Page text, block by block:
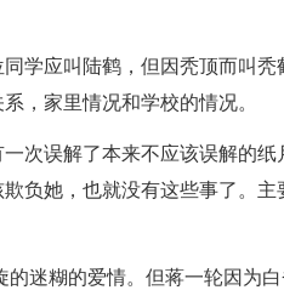
学应叫陆鹤，但因秃顶而叫秃
，家里情况和学校的情况。
次误解了本来不应该误解的纸
负她，也就没有这些事了。
迷糊的爱情。但蒋一轮因为